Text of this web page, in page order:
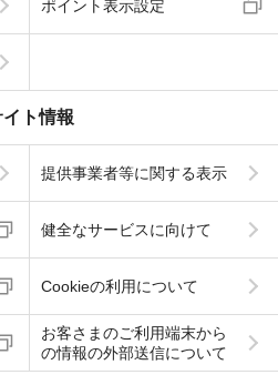
ポイント表示設定
イト情報
提供事業者等に関する表示
健全なサービスに向けて
Cookieの利用について
お客さまのご利用端末から
の情報の外部送信について